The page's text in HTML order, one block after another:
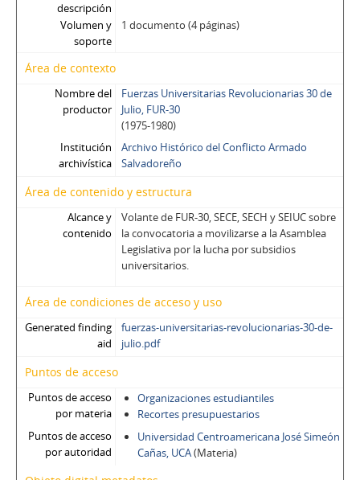
descripción
Volumen y
soporte
1 documento (4 páginas)
Área de contexto
Nombre del
productor
Fuerzas Universitarias Revolucionarias 30 de
Julio, FUR-30
(1975-1980)
Institución
archivística
Archivo Histórico del Conflicto Armado
Salvadoreño
Área de contenido y estructura
Alcance y
contenido
Volante de FUR-30, SECE, SECH y SEIUC sobre
la convocatoria a movilizarse a la Asamblea
Legislativa por la lucha por subsidios
universitarios.
Área de condiciones de acceso y uso
Generated finding
aid
fuerzas-universitarias-revolucionarias-30-de-
julio.pdf
Puntos de acceso
Puntos de acceso
por materia
Organizaciones estudiantiles
Recortes presupuestarios
Puntos de acceso
por autoridad
Universidad Centroamericana José Simeón
Cañas, UCA(Materia)